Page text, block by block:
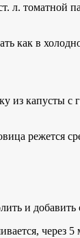
л. томатной
как в
из капусты
режется
и добавить
через